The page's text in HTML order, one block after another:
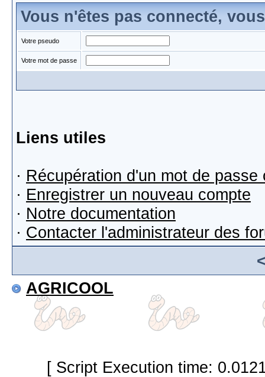
Vous n'êtes pas connecté,
Votre pseudo
Votre mot de passe
Liens utiles
· Récupération d'un mot de passe
· Enregistrer un nouveau compte
· Notre documentation
· Contacter l'administrateur des
AGRICOOL
[ Script Execution time: